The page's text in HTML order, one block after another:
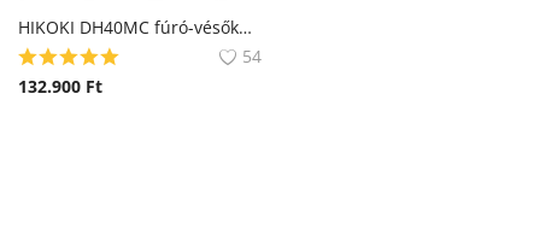
HIKOKI DH40MC fúró-vésőkalapács (Hitachi)
54
132.900 Ft